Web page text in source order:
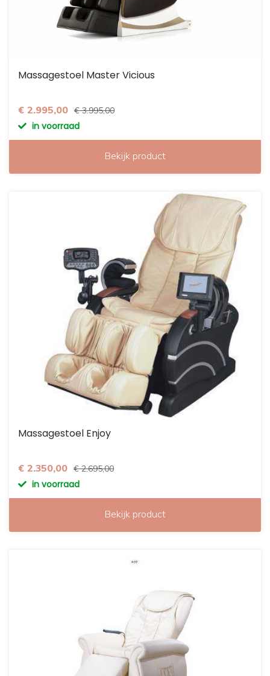
Massagestoel Master Vicious
€ 2.995,00 € 3.995,00
in voorraad
Bekijk product
Massagestoel Enjoy
€ 2.350,00 € 2.695,00
in voorraad
Bekijk product